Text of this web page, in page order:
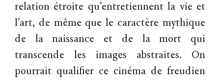
relation étroite qu’entretiennent la vie et
l’art, de même que le caractère mythique
de la naissance et de la mort qui
transcende les images abstraites. On
pourrait qualifier ce cinéma de freudien